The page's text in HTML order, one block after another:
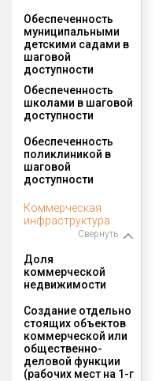
Обеспеченность
муниципальными
детскими садами в
шаговой
доступности
Обеспеченность
школами в шаговой
доступности
Обеспеченность
поликлиникой в
шаговой
доступности
Коммерческая
инфраструктура
Свернуть
Доля
коммерческой
недвижимости
Создание отдельно
стоящих объектов
коммерческой или
общественно-
деловой функции
(рабочих мест на 1-г